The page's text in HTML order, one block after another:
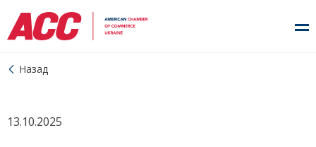
Назад
13.10.2025